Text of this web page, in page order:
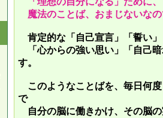
魔法のことば、おまじないな
肯定的な「自己宣言」「誓い
「心からの強い思い」「自己
す。
このようなことばを、毎日何
で
自分の脳に働きかけ、その脳